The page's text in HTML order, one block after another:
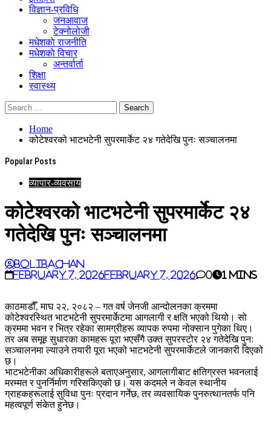
विज्ञान-प्रविधि
जनआवाज
टेक्नोलोजी
मधेशकाे राजनीति
मधेशकाे विचार
अन्तर्वार्ता
शिक्षा
स्वास्थ्य
Home
कोटेश्वरको भाटभटेनी सुपरमार्केट २४ गतेदेखि पुनः सञ्चालनमा
Popular Posts
व्यापार-व्यवसाय
कोटेश्वरको भाटभटेनी सुपरमार्केट २४
गतेदेखि पुनः सञ्चालनमा
BoliBachan
February 7, 2026February 7, 2026 0 1 mins
काठमाडौँ, माघ २२, २०८२ – गत वर्ष जेनजी आन्दोलनका क्रममा
कोटेश्वरस्थित भाटभटेनी सुपरमार्केटमा आगलागी र क्षति भएको थियो। सो
क्रममा भवन र भित्र रहेका सामग्रीहरू व्यापक रुपमा नोक्सान पुगेका थिए।
तर अब समूह सुधारका कामहरू पूरा भएसँगै उक्त सुपरस्टोर २४ गतेदेखि पुनः
सञ्चालनमा ल्याउने तयारी पूरा भएको भाटभटेनी सुपरमार्केटले जानकारी दिएको
छ।
भाटभटेनीका अधिकारीहरूले बताएअनुसार, आगलागीबाट क्षतिग्रस्त भवनलाई
मरम्मत र पुनर्निर्माण गरिसकिएको छ। यस कदमले न केवल स्थानीय
ग्राहकहरूलाई सुविधा पुनः प्रदान गर्नेछ, तर व्यवसायिक पुनरुत्थानतर्फ पनि
महत्वपूर्ण संकेत हुनेछ।